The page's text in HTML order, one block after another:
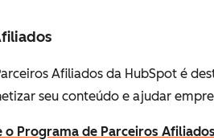
Afiliados da HubSpot é
seu conteúdo e ajudar
o Programa de Parceiros Afiliados